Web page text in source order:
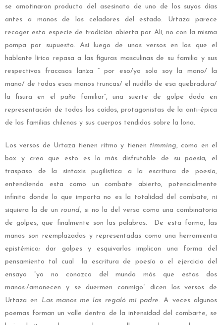
se amotinaran producto del asesinato de uno de los suyos días
antes a manos de los celadores del estado. Urtaza parece
recoger esta especie de tradición abierta por Alí, no con la misma
pompa por supuesto. Así luego de unos versos en los que el
hablante lírico repasa a las figuras masculinas de su familia y sus
respectivos fracasos lanza “ por eso/yo solo soy la mano/ la
mano/ de todas esas manos truncas/ el nudillo de esa quebradura/
la fisura en el paño familiar”, una suerte de golpe dado en
representación de todos los caídos, protagonistas de la anti-épica
de las familias chilenas y sus cuerpos tendidos sobre la lona.
Los versos de Urtaza tienen ritmo y tienen timming, como en el
box y creo que esto es lo más disfrutable de su poesía; el
traspaso de la sintaxis pugilística a la escritura de poesía,
entendiendo esta como un combate abierto, potencialmente
infinito donde lo que importa no es la totalidad del combate, ni
siquiera la de un round, si no la del verso como una combinatoria
de golpes, que finalmente son las palabras. De esta forma, las
manos son reemplazadas y representadas como una herramienta
epistémica; dar golpes y esquivarlos implican una forma del
pensamiento tal cual la escritura de poesía o el ejercicio del
ensayo “yo no conozco del mundo más que estas dos
manos:/amanecen y se duermen conmigo” dicen los versos de
Urtaza en Las manos me las regaló mi padre. A veces algunos
poemas forman un valle dentro de la intensidad del combarte, se